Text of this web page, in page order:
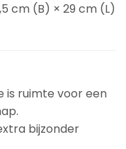
cm (B) × 29 cm (L)
is ruimte voor een
bijzonder